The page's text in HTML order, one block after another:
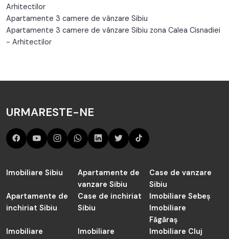
Arhitectilor
Apartamente 3 camere de vânzare Sibiu
Apartamente 3 camere de vânzare Sibiu zona Calea Cisnadiei
- Arhitectilor
vanzare Sibiu
Sibiu
inchiriat Sibiu
Case de inchiriat
Sibiu
Imobiliare Sebeș
Imobiliare
Făgăraș
Cisnădie
Șelimbăr
Imobiliare Cluj
Apartamente de